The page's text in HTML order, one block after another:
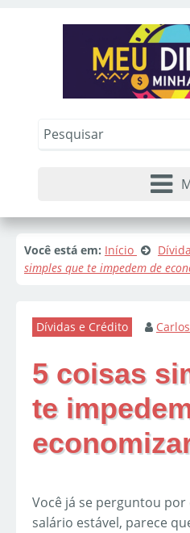
Você está em: Início
simples que te impedem de
Dívidas e Crédito
5 coisas
te
Você já se perguntou
salário estável, parece